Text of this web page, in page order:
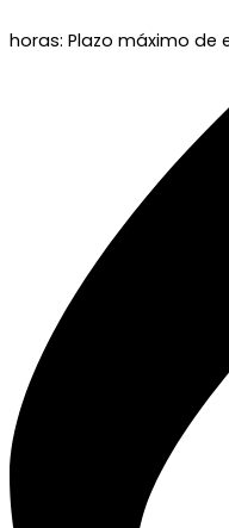
horas: Plazo máximo